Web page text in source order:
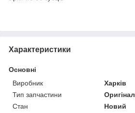
Характеристики
Основні
Виробник
Харків
Тип запчастини
Оригінал
Стан
Новий